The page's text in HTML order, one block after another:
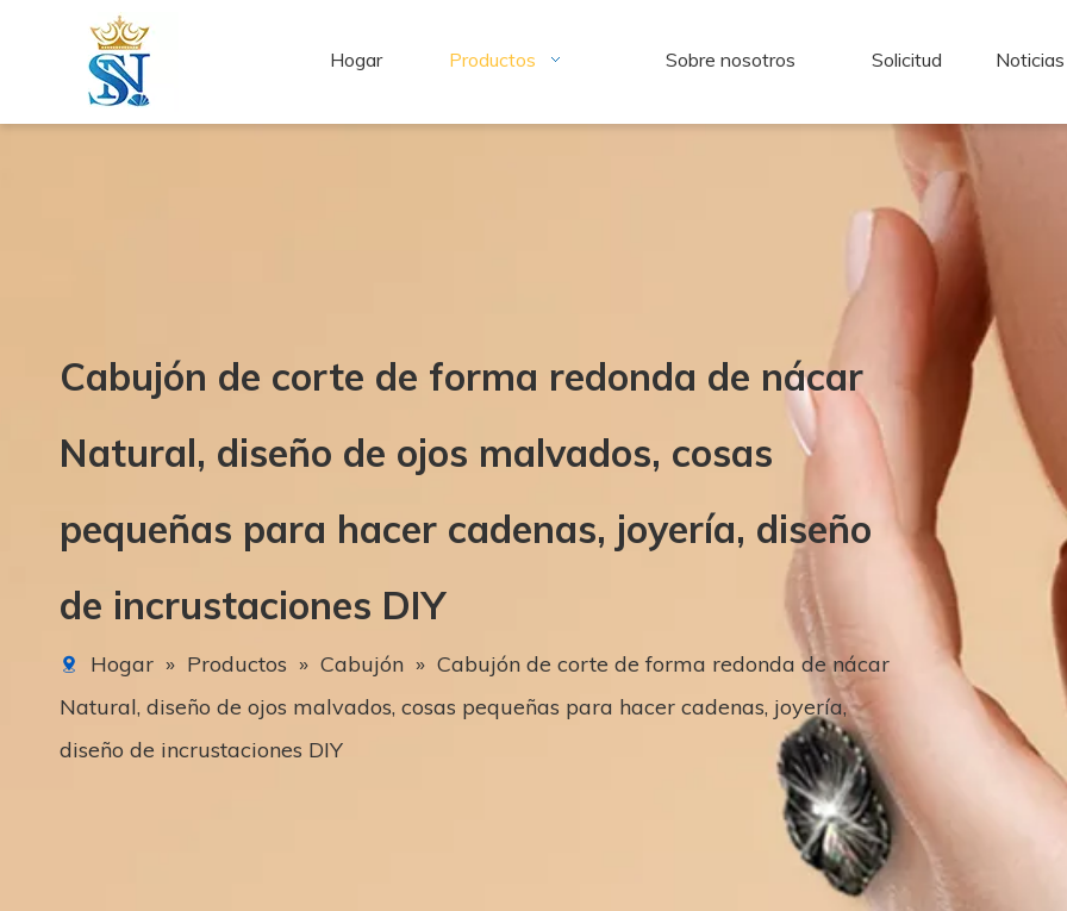
Hogar Productos Sobre nosotros Solicitud Noticias
Cabujón de corte de forma redonda de nácar
Natural, diseño de ojos malvados, cosas
pequeñas para hacer cadenas, joyería, diseño
de incrustaciones DIY
Hogar » Productos » Cabujón » Cabujón de corte de forma redonda de nácar
Natural, diseño de ojos malvados, cosas pequeñas para hacer cadenas, joyería,
diseño de incrustaciones DIY